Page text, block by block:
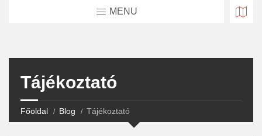
MENU
Tájékoztató
Főoldal Blog Tájékoztató